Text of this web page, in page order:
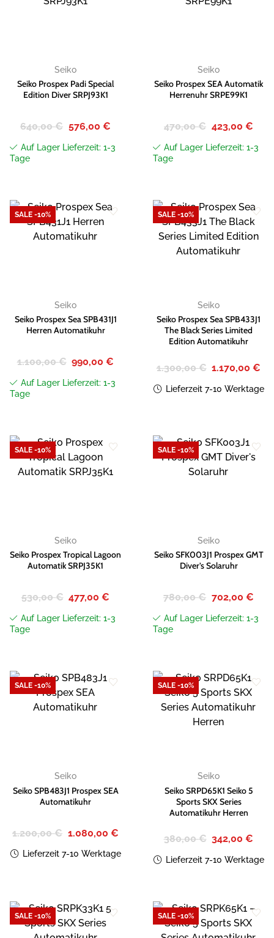
Wunschliste
Seiko
Seiko Prospex Padi Special
Edition Diver SRPJ93K1
640,00€
Ursprünglicher
Preis
640,00 €
576,00 €Aktueller
576,00 €.
Auf Lager Lieferzeit: 1-3
Tage
Wunschliste
Seiko
Seiko Prospex SEA Automatik
Herrenuhr SRPE99K1
470,00€
Ursprünglicher
Preis
470,00 €
423,00 €
Auf Lager Lieferzeit: 1-3
Tage
SALE -10%
Wunschliste
Seiko
Seiko Prospex Sea SPB431J1
Herren Automatikuhr
1.100,00€ Ursprünglicher
Preis
1.100,00 €
990,00€
990,00 €.
Auf Lager Lieferzeit: 1-3
Tage
SALE -10%
Zur
Wunschliste
hinzufügen
Seiko
Seiko Prospex Sea SPB433J1
The Black Series Limited
Edition Automatikuhr
1.300,00€ Ursprünglicher
Preis
1.300,00 €
1.170,00€
Lieferzeit 7-10 Werktage
SALE -10%
Zur
Wunschliste
Seiko
Seiko Prospex Tropical Lagoon
Automatik SRPJ35K1
530,00€ Ursprünglicher
Preis
530,00 €
477,00€
477,00 €.
Auf Lager Lieferzeit: 1-3
Tage
SALE -10%
Wunschliste
Seiko
Seiko SFK003J1 Prospex GMT
Diver’s Solaruhr
780,00€ Ursprünglicher
Preis
780,00 €
702,00 €
Auf Lager Lieferzeit: 1-3
Tage
SALE -10%
Wunschliste
Seiko
Seiko SPB483J1 Prospex SEA
Automatikuhr
1.200,00€ Ursprünglicher
Preis
1.200,00 €
1.080,00 €Aktueller
Preis
1.080,00 €.
Lieferzeit 7-10 Werktage
SALE -10%
Zur
Wunschliste
Seiko
Seiko SRPD65K1 Seiko 5
Sports SKX Series
Automatikuhr Herren
380,00€ Ursprünglicher
Preis
380,00 €
342,00€
Lieferzeit 7-10 Werktage
SALE -10%
SALE -10%
Zur